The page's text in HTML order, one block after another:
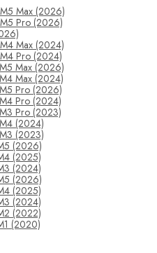
Max (2026)
Pro (2026)
Max (2024)
Pro (2024)
Max (2026)
Max (2024)
Pro (2026)
Pro (2024)
Pro (2023)
(2024)
(2023)
(2026)
(2025)
(2024)
(2026)
(2025)
(2024)
(2022)
(2020)